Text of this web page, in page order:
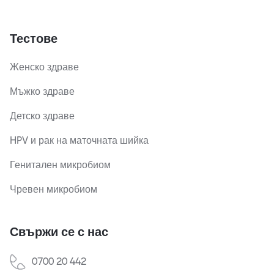
Тестове
Женско здраве
Мъжко здраве
Детско здраве
HPV и рак на маточната шийка
Генитален микробиом
Чревен микробиом
Свържи се с нас
0700 20 442